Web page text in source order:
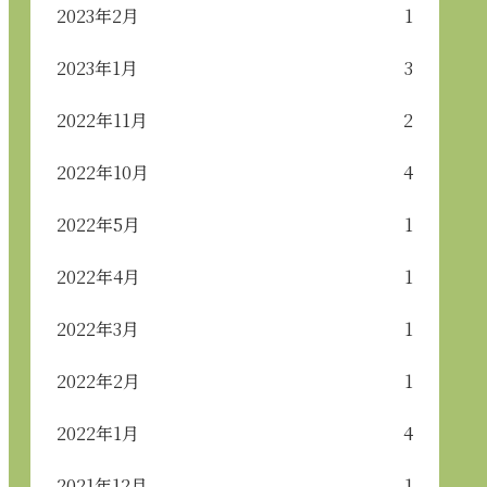
2023年2月 1
2023年1月 3
2022年11月 2
2022年10月 4
2022年5月 1
2022年4月 1
2022年3月 1
2022年2月 1
2022年1月 4